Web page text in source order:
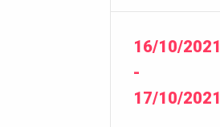
16/10/2021
-
17/10/2021